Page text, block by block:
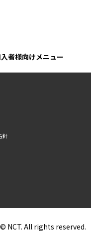
者様向けメニュー
針
NCT. All rights reserved.